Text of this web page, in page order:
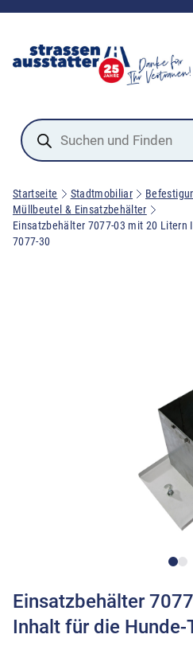
Products
search
Startseite Stadtmobiliar
Müllbeutel & Einsatzbehälter
Einsatzbehälter 7077-03 mit 20 Litern
7077-30
Einsatzbehälter
Inhalt für die